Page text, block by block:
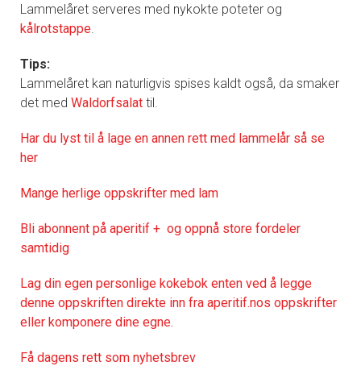
Lammelåret serveres med nykokte poteter og
kålrotstappe.
Tips:
Lammelåret kan naturligvis spises kaldt også, da smaker
det med Waldorfsalat til.
Har du lyst til å lage en annen rett med lammelår så se
her
Mange herlige oppskrifter med lam
Bli abonnent på aperitif + og oppnå store fordeler
samtidig
Lag din egen personlige kokebok enten ved å legge
denne oppskriften direkte inn fra aperitif.nos oppskrifter
eller komponere dine egne.
Få dagens rett som nyhetsbrev